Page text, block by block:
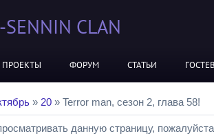
CLAN
ФОРУМ СТАТЬИ
» 20 » Terror man, сезон 2, глава 58!
данную страницу,